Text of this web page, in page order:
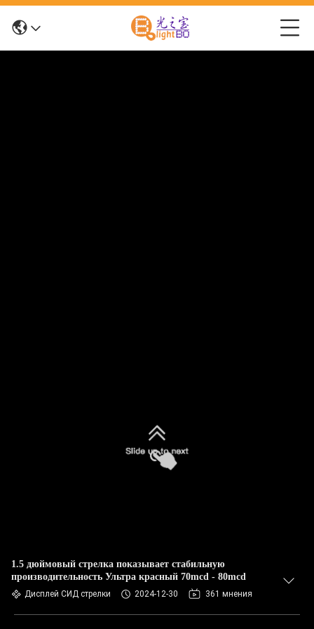
1.5 дюймовый стрелка показывает стабильную
производительность Ультра красный 70mcd - 80mcd
Дисплей СИД стрелки 2024-12-30 361 мнения